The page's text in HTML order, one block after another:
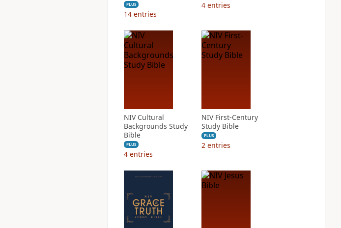
PLUS
14 entries
4 entries
NIV Cultural
Backgrounds Study
Bible
PLUS
4 entries
NIV First-Century
Study Bible
PLUS
2 entries